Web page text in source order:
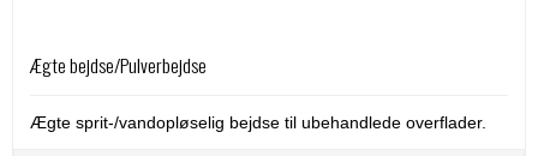
Ægte bejdse/Pulverbejdse
Ægte sprit-/vandopløselig bejdse til ubehandlede overflader.